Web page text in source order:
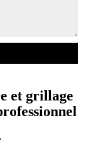
et grillage